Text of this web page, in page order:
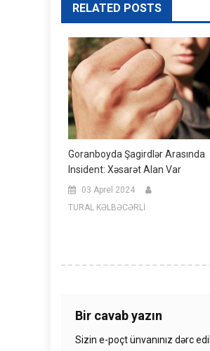
RELATED POSTS
Goranboyda Şagirdlər Arasında
Insident: Xəsarət Alan Var
03 Aprel 2024
TURAL KƏLBƏCƏRLİ
Bir cavab yazın
Sizin e-poçt ünvanınız dərc